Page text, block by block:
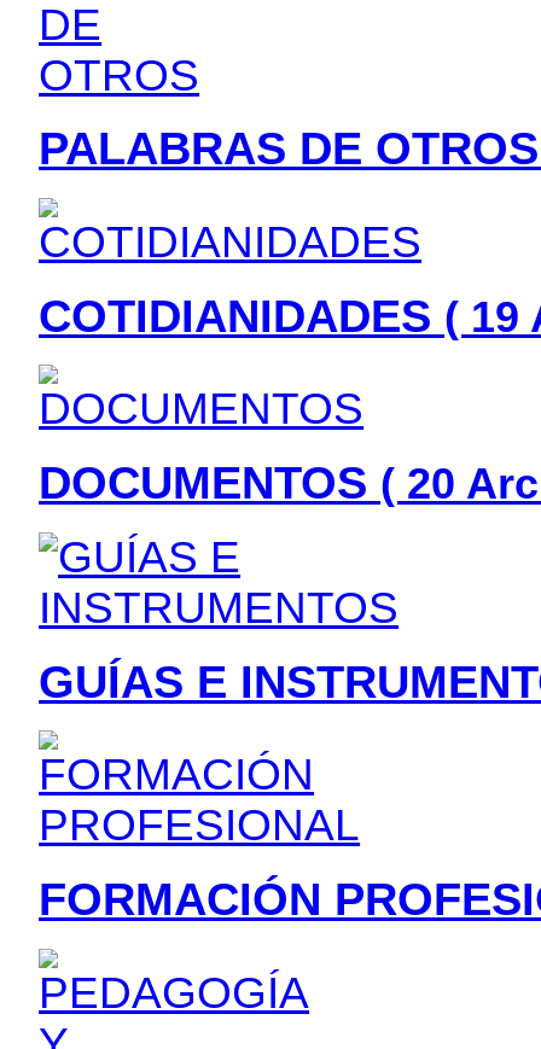
PALABRAS DE
COTIDIANIDADES ( 19
DOCUMENTOS ( 20
GUÍAS E
FORMACIÓN